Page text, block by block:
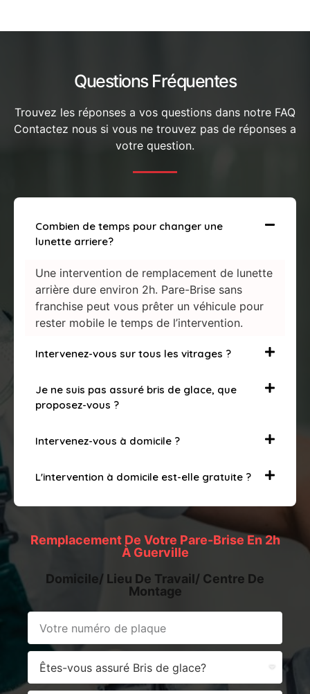
Questions Fréquentes
Trouvez les réponses a vos questions dans notre FAQ
Contactez nous si vous ne trouvez pas de réponses a
votre question.
Combien de temps pour changer une
lunette arriere?
Une intervention de remplacement de lunette
arrière dure environ 2h. Pare-Brise sans
franchise peut vous prêter un véhicule pour
rester mobile le temps de l’intervention.
Intervenez-vous sur tous les vitrages ?
Je ne suis pas assuré bris de glace, que
proposez-vous ?
Intervenez-vous à domicile ?
L'intervention à domicile est-elle gratuite ?
Remplacement De Votre Pare-Brise En 2h
À Guerville
Domicile/ Lieu De Travail/ Centre De
Montage